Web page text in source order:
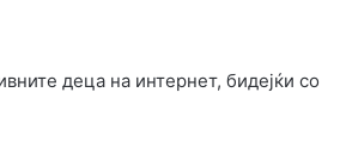
деца на интернет, бидејќи со